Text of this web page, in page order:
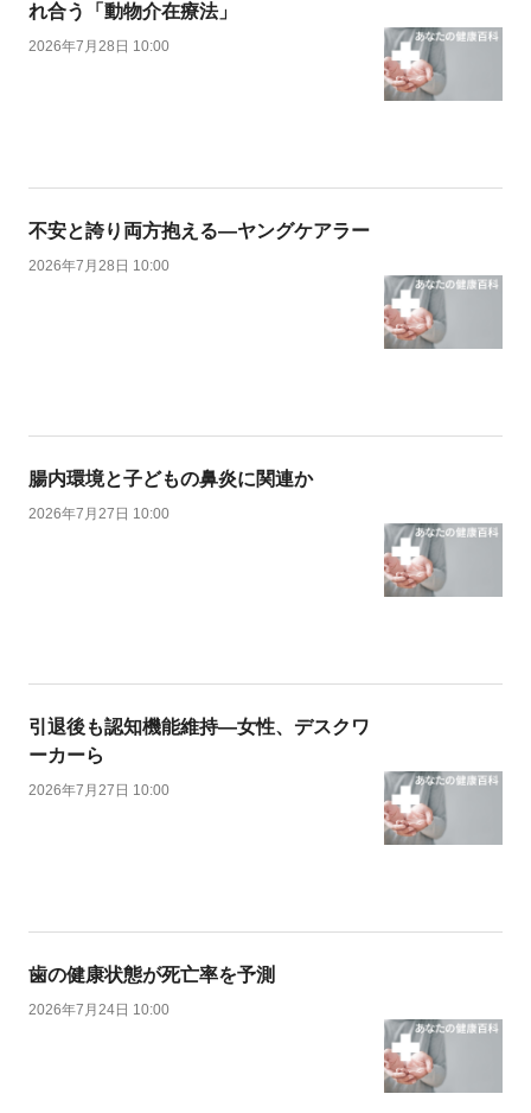
れ合う「動物介在療法」
2026年7月28日 10:00
不安と誇り両方抱える―ヤングケアラー
2026年7月28日 10:00
腸内環境と子どもの鼻炎に関連か
2026年7月27日 10:00
引退後も認知機能維持―女性、デスクワ
ーカーら
2026年7月27日 10:00
歯の健康状態が死亡率を予測
2026年7月24日 10:00